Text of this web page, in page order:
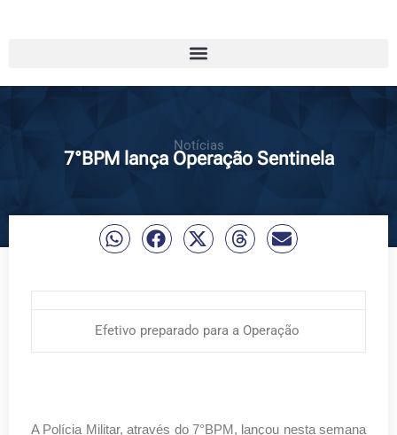
Notícias
7°BPM lança Operação Sentinela
Efetivo preparado para a Operação
A Polícia Militar, através do 7°BPM, lançou nesta semana